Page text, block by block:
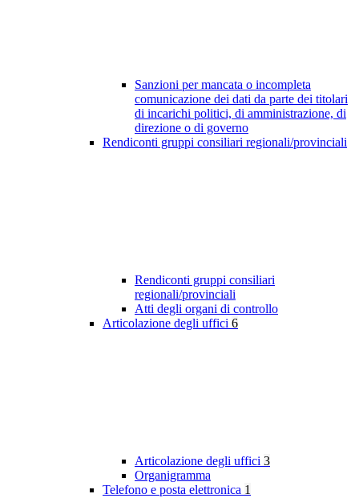
Sanzioni per mancata o incompleta
comunicazione dei dati da parte dei titolari
di incarichi politici, di amministrazione, di
direzione o di governo
Rendiconti gruppi consiliari regionali/provinciali
Rendiconti gruppi consiliari
regionali/provinciali
Atti degli organi di controllo
Articolazione degli uffici 6
Articolazione degli uffici 3
Organigramma
Telefono e posta elettronica 1